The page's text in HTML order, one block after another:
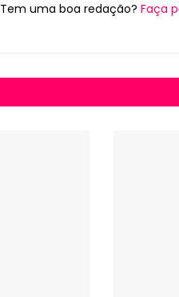
Tem uma boa redação? Faça